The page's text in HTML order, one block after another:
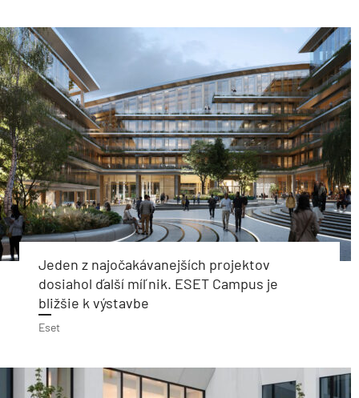
Jeden z najočakávanejších projektov
dosiahol ďalší míľnik. ESET Campus je
bližšie k výstavbe
Eset